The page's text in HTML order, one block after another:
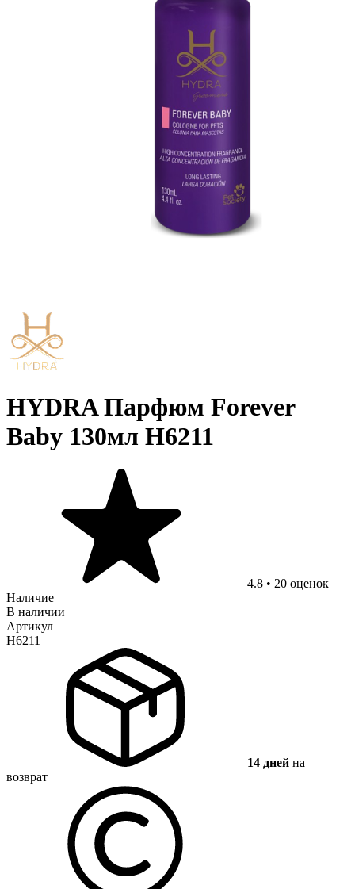
HYDRA Парфюм Forever
Baby 130мл H6211
4.8 • 20 оценок
Наличие
В наличии
Артикул
H6211
14 дней на
возврат